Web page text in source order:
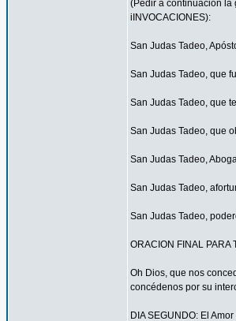
(Pedir a continuación la
iINVOCACIONES):
San Judas Tadeo,
San Judas Tadeo, que
San Judas Tadeo, que
San Judas Tadeo, que
San Judas Tadeo,
San Judas Tadeo,
San Judas Tadeo,
ORACION FINAL PARA
Oh Dios, que nos
concédenos por su
DIA SEGUNDO: El